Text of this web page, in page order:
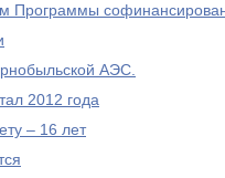
Программы
АЭС.
2012 года
– 16 лет